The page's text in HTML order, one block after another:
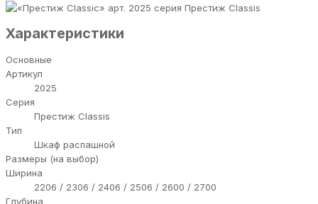
серия Престиж Classis
Характеристики
Основные
Артикул
2025
Серия
Престиж Classis
Тип
Шкаф распашной
Размеры (на выбор)
Ширина
2206 / 2306 / 2406 / 2506 / 2600 / 2700
Глубина